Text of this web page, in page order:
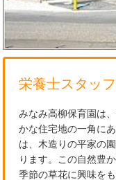
栄養士スタッフ
みなみ高柳保育園は
かな住宅地の一角に
は、木造りの平家の
ります。この自然豊
季節の草花に興味を